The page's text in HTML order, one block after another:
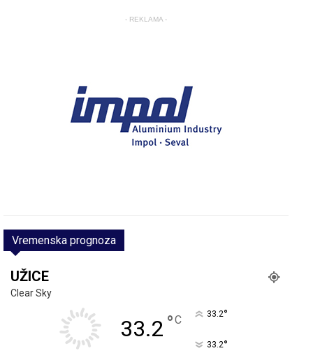
- REKLAMA -
Vremenska prognoza
UŽICE
Clear Sky
33.2 °C 33.2°
33.2°